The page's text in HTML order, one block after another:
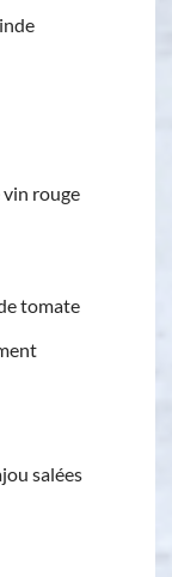
vin rouge
tomate
salées